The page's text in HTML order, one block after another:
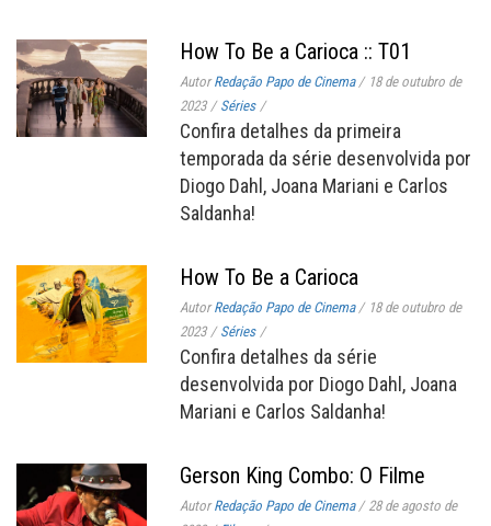
How To Be a Carioca :: T01
AutorRedação Papo de Cinema / 18 de outubro de
2023 / Séries /
Confira detalhes da primeira
temporada da série desenvolvida por
Diogo Dahl, Joana Mariani e Carlos
Saldanha!
How To Be a Carioca
AutorRedação Papo de Cinema / 18 de outubro de
2023 / Séries /
Confira detalhes da série
desenvolvida por Diogo Dahl, Joana
Mariani e Carlos Saldanha!
Gerson King Combo: O Filme
AutorRedação Papo de Cinema / 28 de agosto de